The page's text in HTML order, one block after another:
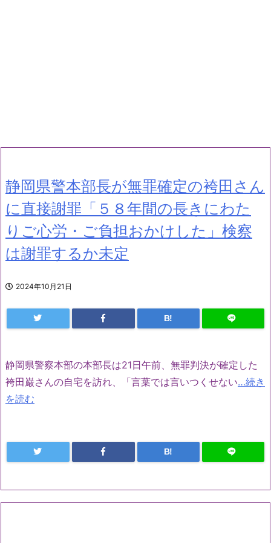
静岡県警本部長が無罪確定の袴田さん
に直接謝罪「５８年間の長きにわた
りご心労・ご負担おかけした」検察
は謝罪するか未定
2024年10月21日
B!
静岡県警察本部の本部長は21日午前、無罪判決が確定した
袴田巌さんの自宅を訪れ、「言葉では言いつくせない…続き
を読む
B!